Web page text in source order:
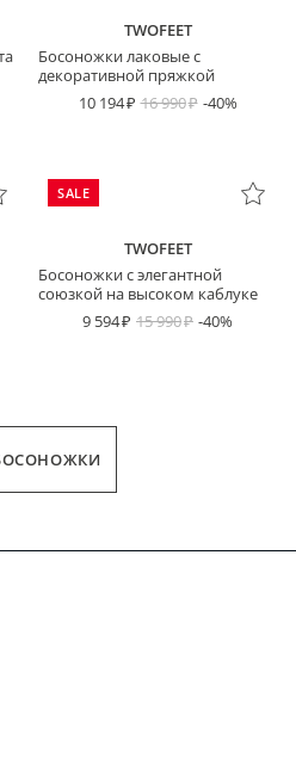
TWOFEET
Босоножки лаковые с
декоративной пряжкой
10 194
16 990 -40%
SALE
TWOFEET
Босоножки с элегантной
союзкой на высоком каблуке
9 594
15 990 -40%